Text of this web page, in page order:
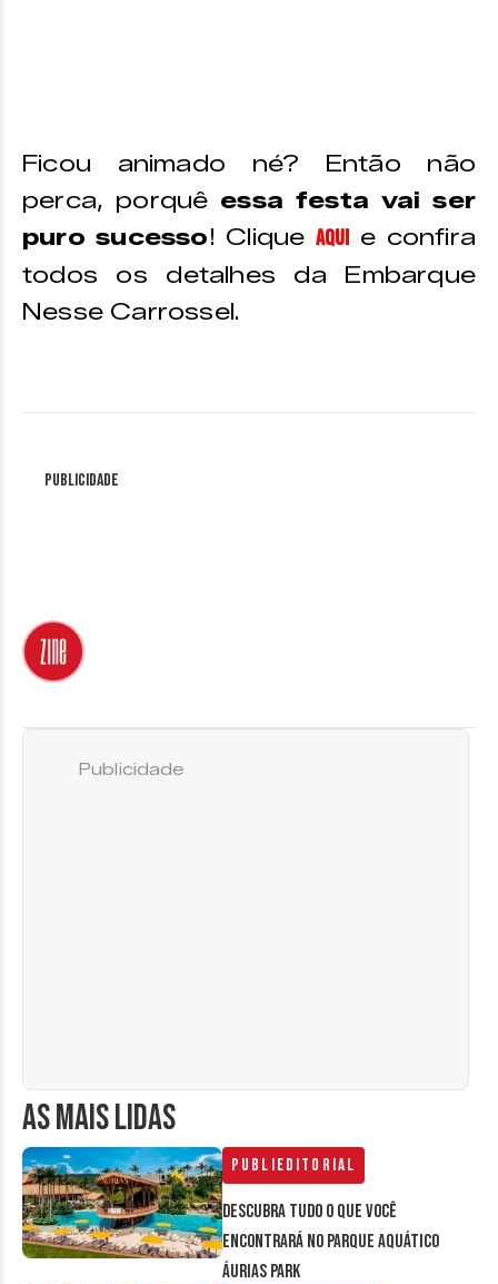
Ficou animado né? Então não
perca, porquê essa festa vai ser
puro sucesso! Clique aqui e confira
todos os detalhes da Embarque
Nesse Carrossel.
Publicidade
AS MAIS LIDAS
Publieditorial
Descubra tudo o que você
encontrará no parque aquático
Áurias Park
Publicidade